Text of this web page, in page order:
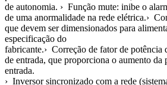
de autonomia. › Função mute: inibe o
de uma anormalidade na rede elétrica.›
que devem ser dimensionados para
especificação do
fabricante.› Correção de fator de
de entrada, que proporciona o aumento da
entrada.
› Inversor sincronizado com a rede